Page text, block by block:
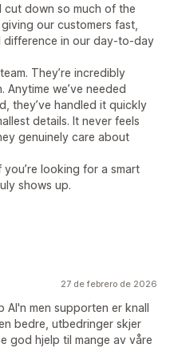
cut down so much of the
our customers fast,
difference in our day-to-day
They’re incredibly
we’ve needed
they’ve handled it quickly
details. It never feels
genuinely care about
you’re looking for a smart
shows up.
27 de febrero de 2026
men supporten er knall
bedre, utbedringer skjer
god hjelp til mange av våre